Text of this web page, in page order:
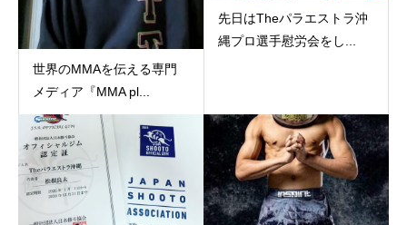
世界のMMAを伝える専門
メディア『MMA pl...
先日はTheパラエストラ沖
縄プロ選手慰労会をし...